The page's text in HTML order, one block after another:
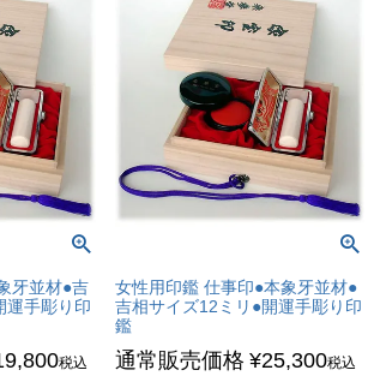
牙並材●吉
運手彫り印
税込
女性用印鑑 仕事印●本象牙並材●
吉相サイズ12ミリ●開運手彫り印
鑑
通常販売価格 ¥25,300税込